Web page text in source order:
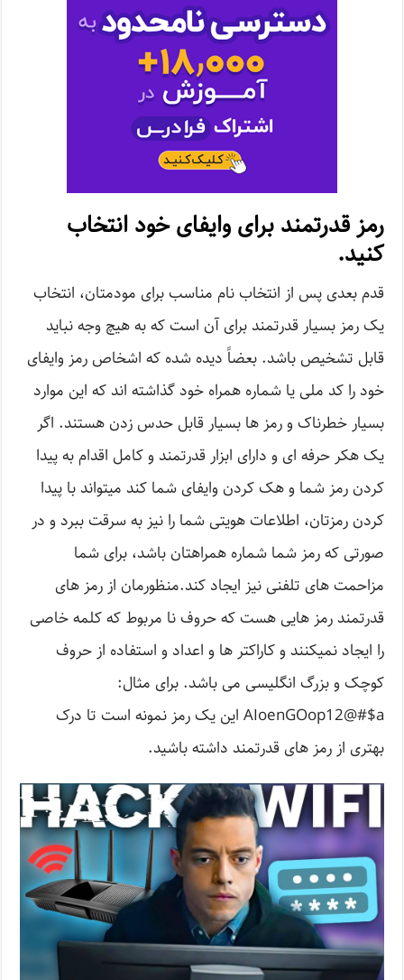
رمز قدرتمند برای وایفای خود انتخاب
کنید.
قدم بعدی پس از انتخاب نام مناسب برای مودمتان، انتخاب
یک رمز بسیار قدرتمند برای آن است که به هیچ وجه نباید
قابل تشخیص باشد. بعضاً دیده شده که اشخاص رمز وایفای
خود را کد ملی یا شماره همراه خود گذاشته اند که این موارد
بسیار خطرناک و رمز ها بسیار قابل حدس زدن هستند. اگر
یک هکر حرفه ای و دارای ابزار قدرتمند و کامل اقدام به پیدا
کردن رمز شما و هک کردن وایفای شما کند میتواند با پیدا
کردن رمزتان، اطلاعات هویتی شما را نیز به سرقت ببرد و در
صورتی که رمز شما شماره همراهتان باشد، برای شما
مزاحمت های تلفنی نیز ایجاد کند.منظورمان از رمز های
قدرتمند رمز هایی هست که حروف نا مربوط که کلمه خاصی
را ایجاد نمیکنند و کاراکتر ها و اعداد و استفاده از حروف
کوچک و بزرگ انگلیسی می باشد. برای مثال:
AIoenGOop12@#$a این یک رمز نمونه است تا درک
بهتری از رمز های قدرتمند داشته باشید.